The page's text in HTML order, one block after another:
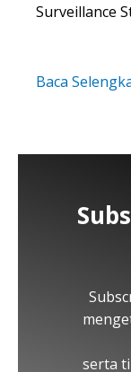
Surveillance
Baca
serta